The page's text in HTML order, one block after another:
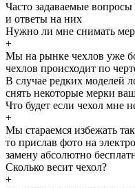
Часто задаваемые вопросы
и ответы на них
Нужно ли мне снимать
+
Мы на рынке чехлов уже
чехлов происходит по
В случае редких моделей
снять некоторые мерки
Что будет если чехол мне
+
Мы стараемся избежать
то прислав фото на
замену абсолютно
Сколько весит чехол?
+